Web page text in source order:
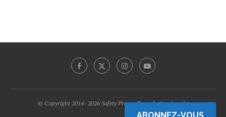
© Copyright 2014- 2026 Safety Promo Tous droits réservés.